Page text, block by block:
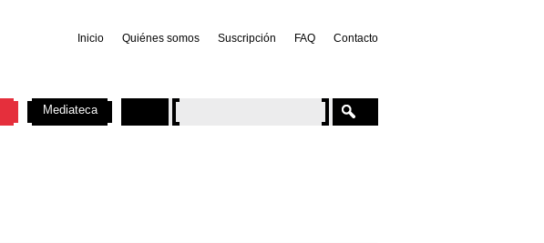
Inicio Quiénes somos Suscripción FAQ Contacto
Mediateca